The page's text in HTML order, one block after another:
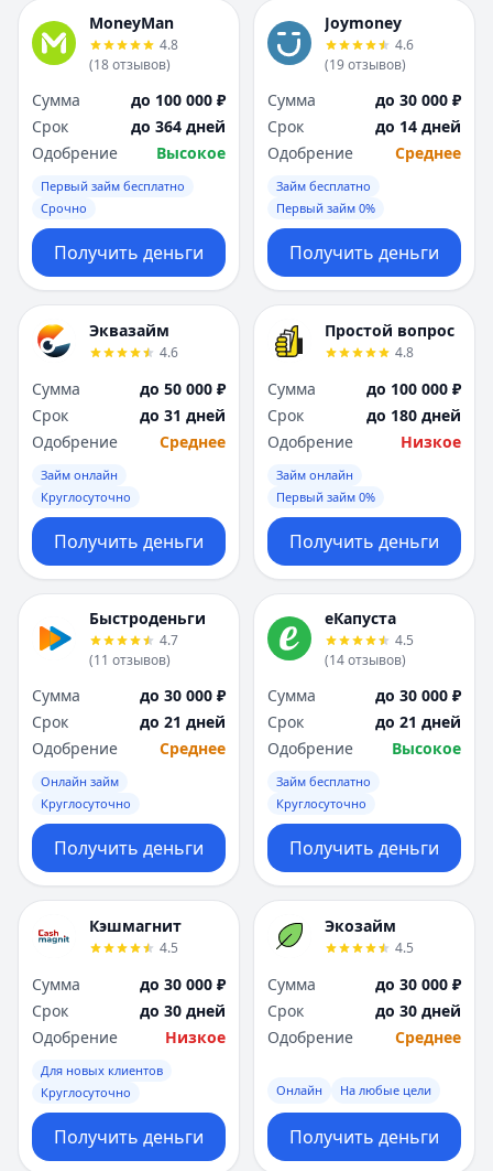
MoneyMan
4.8
(18отзывов)
Сумма
до 100 000 ₽
Срок
до 364 дней
Одобрение
Высокое
Первый займ бесплатно
Срочно
Получить деньги
Joymoney
4.6
(19отзывов)
Сумма
до 30 000 ₽
Срок
до 14 дней
Одобрение
Среднее
Займ бесплатно
Первый займ 0%
Получить деньги
Эквазайм
4.6
Сумма
до 50 000 ₽
Срок
до 31 дней
Одобрение
Среднее
Займ онлайн
Круглосуточно
Получить деньги
Простой вопрос
4.8
Сумма
до 100 000 ₽
Срок
до 180 дней
Одобрение
Низкое
Займ онлайн
Первый займ 0%
Получить деньги
Быстроденьги
4.7
(11 отзывов)
Сумма
до 30 000 ₽
Срок
до 21 дней
Одобрение
Среднее
Онлайн займ
Круглосуточно
Получить деньги
еКапуста
4.5
(14отзывов)
Сумма
до 30 000 ₽
Срок
до 21 дней
Одобрение
Высокое
Займ бесплатно
Круглосуточно
Получить деньги
Кэшмагнит
4.5
Сумма
до 30 000 ₽
Срок
до 30 дней
Одобрение
Низкое
Для новых клиентов
Круглосуточно
Получить деньги
Экозайм
4.5
Сумма
до 30 000 ₽
Срок
до 30 дней
Одобрение
Среднее
Онлайн На любые цели
Получить деньги